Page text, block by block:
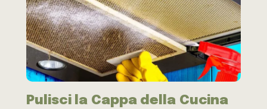
Pulisci la Cappa della Cucina